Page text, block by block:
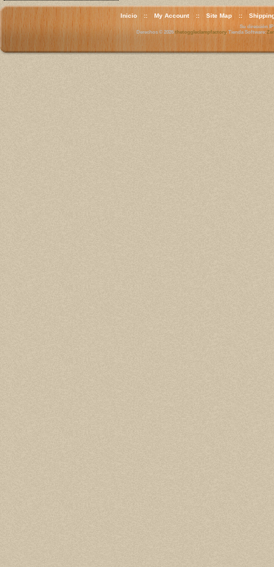
Inicio :: My Account :: Site Map ::
Su dirección IP
Derechos © 2026 thetoggleclampfactory. Tienda Software: